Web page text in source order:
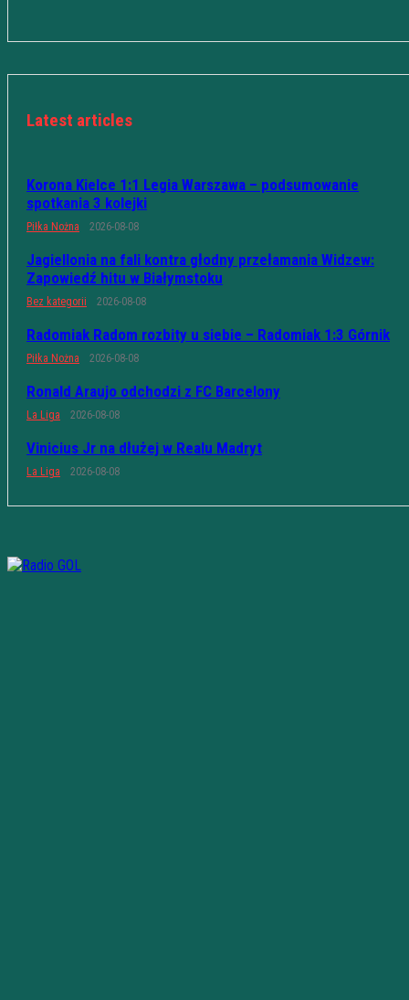
Latest articles
Korona Kielce 1:1 Legia Warszawa – podsumowanie
spotkania 3 kolejki
Piłka Nożna 2026-08-08
Jagiellonia na fali kontra głodny przełamania Widzew:
Zapowiedź hitu w Białymstoku
Bez kategorii 2026-08-08
Radomiak Radom rozbity u siebie – Radomiak 1:3 Górnik
Piłka Nożna 2026-08-08
Ronald Araujo odchodzi z FC Barcelony
La Liga 2026-08-08
Vinicius Jr na dłużej w Realu Madryt
La Liga 2026-08-08